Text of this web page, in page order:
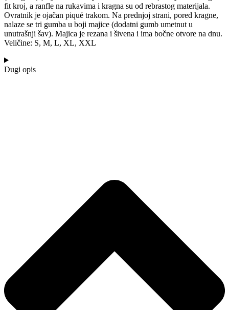
fit kroj, a ranfle na rukavima i kragna su od rebrastog materijala.
Ovratnik je ojačan piqué trakom. Na prednjoj strani, pored kragne,
nalaze se tri gumba u boji majice (dodatni gumb umetnut u
unutrašnji šav). Majica je rezana i šivena i ima bočne otvore na dnu.
Veličine: S, M, L, XL, XXL
Dugi opis